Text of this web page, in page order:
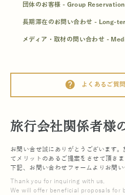
団体のお客様 - Group Reservation
長期滞在のお問い合わせ - Long-
メディア・取材の問い合わせ -
help よくあるご質
旅行会社関係者様
お問い合せ誠にありがとうございます
てメリットのあるご提案をさせて頂きま
下記、お問い合わせフォームよりお問い
Thank you for inquiring with us.
We will offer beneficial proposals for